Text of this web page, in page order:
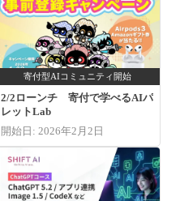
寄付型AIコミュニティ開始
2/2ローンチ 寄付で学べるAIパ
レットLab
開始日: 2026年2月2日